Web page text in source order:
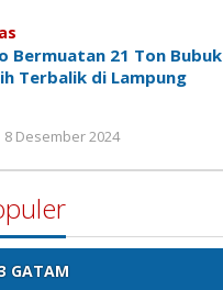
Anak
Bermuatan 21 Ton Bubuk
Terbalik di Lampung
8 Desember 2024
Anak
GATAM